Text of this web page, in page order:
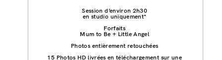
Session d’environ 2h30
en studio uniquement*
Forfaits
Mum to Be + Little Angel
Photos entièrement retouchées
15 Photos HD livrées en téléchargement sur une